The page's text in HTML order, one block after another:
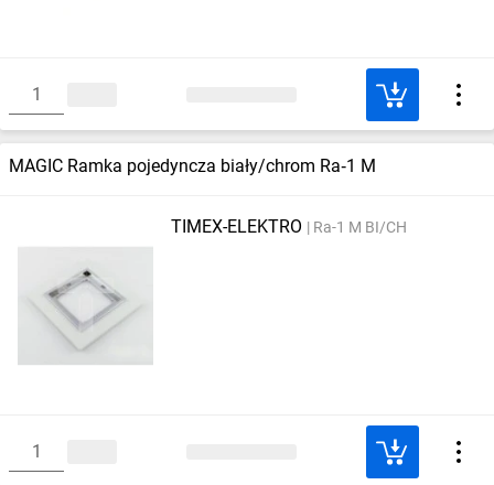
MAGIC Ramka pojedyncza biały/chrom Ra‑1 M
TIMEX-ELEKTRO Ra-1 M BI/CH